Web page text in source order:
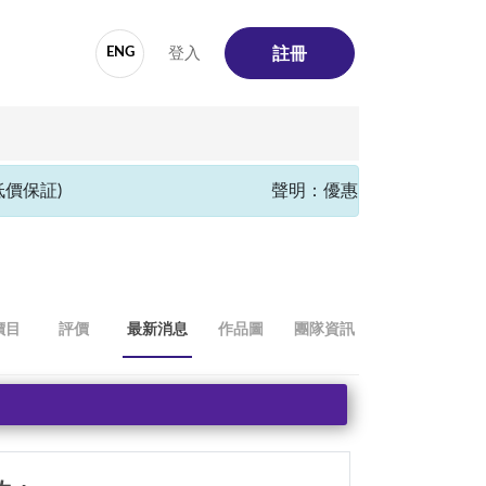
ENG 登入 註冊
証) 聲明：優惠只限於
評價 最新消息 作品圖 團隊資訊